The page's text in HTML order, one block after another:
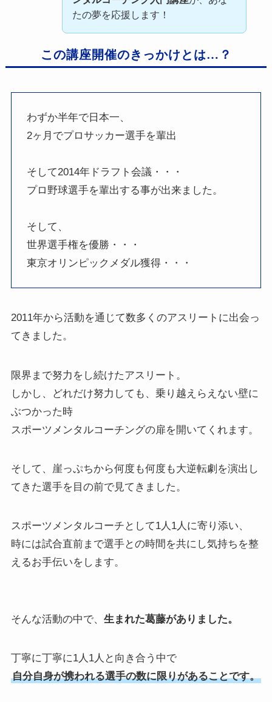
たの夢を応援します！
この講座開催のきっかけとは…？
わずか半年で日本一、
2ヶ月でプロサッカー選手を輩出
そして2014年ドラフト会議・・・
プロ野球選手を輩出する事が出来ました。
そして、
世界選手権を優勝・・・
東京オリンピックメダル獲得・・・
2011年から活動を通じて数多くのアスリートに出会っ
てきました。
限界まで努力をし続けたアスリート。
しかし、どれだけ努力しても、乗り越えらえない壁に
ぶつかった時
スポーツメンタルコーチングの扉を開いてくれます。
そして、崖っぷちから何度も何度も大逆転劇を演出し
てきた選手を目の前で見てきました。
スポーツメンタルコーチとして1人1人に寄り添い、
時には試合直前まで選手との時間を共にし気持ちを整
えるお手伝いをします。
そんな活動の中で、 生まれた葛藤がありました。
丁寧に丁寧に1人1人と向き合う中で
自分自身が携われる選手の数に限りがあることです。